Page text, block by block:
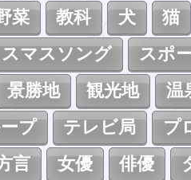
菜 教科 犬 猫
マスソング スポ
景勝地 観光地 温
プ テレビ局 プ
言 女優 俳優